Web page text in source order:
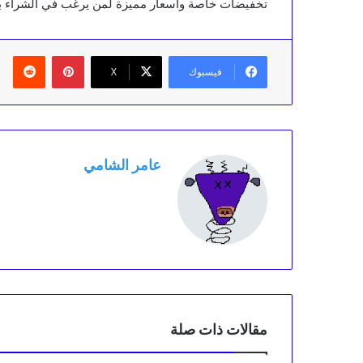
تخفيضات خاصة وأسعار مميزة لمن يرغب في الشراء
فيسبوك X
بينتيريست
عامر الشامي
مقالات ذات صلة